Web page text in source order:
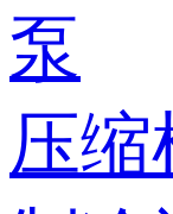
泵
压缩